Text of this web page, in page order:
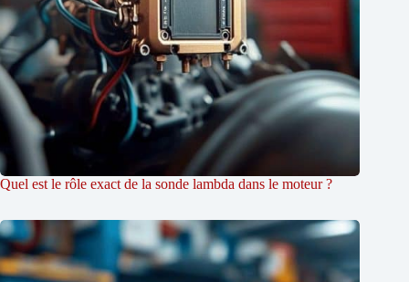
Quel est le rôle exact de la sonde lambda dans le moteur ?